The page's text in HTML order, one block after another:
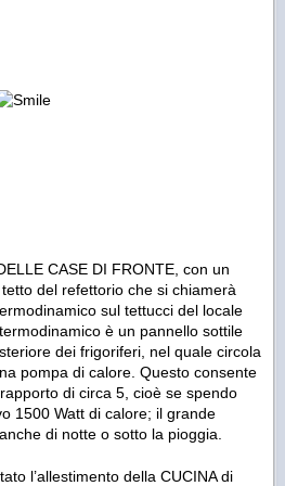
CASE DI FRONTE, con un
del refettorio che si chiamerà
sul tettucci del locale
è un pannello sottile
dei frigoriferi, nel quale circola
pompa di calore. Questo consente
di circa 5, cioè se spendo
1500 Watt di calore; il grande
di notte o sotto la pioggia.
l’allestimento della CUCINA di